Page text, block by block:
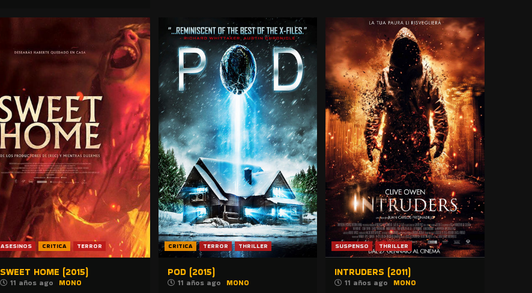
ASESINOS CRITICA TERROR
SWEET HOME (2015)
11 años ago MONO
CRITICA TERROR THRILLER
POD (2015)
11 años ago MONO
SUSPENSO THRILLER
INTRUDERS (2011)
11 años ago MONO